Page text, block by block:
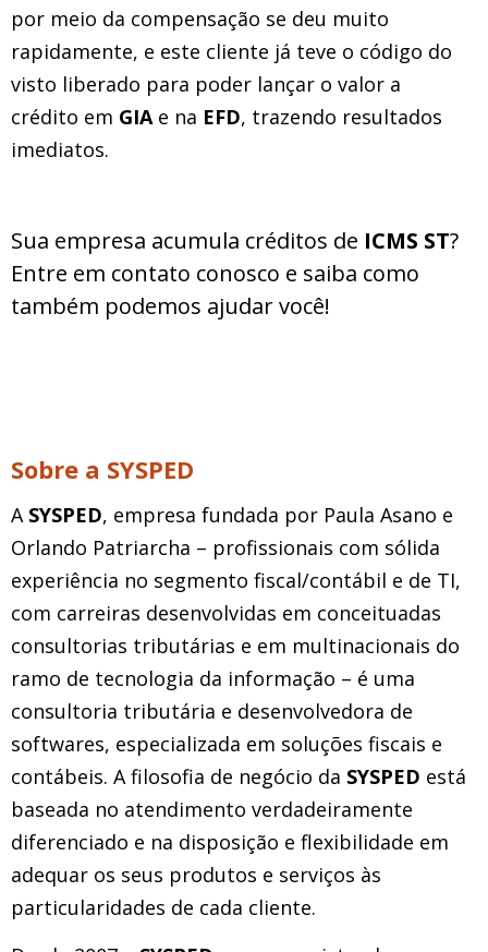
por meio da compensação se deu muito
rapidamente, e este cliente já teve o código do
visto liberado para poder lançar o valor a
crédito em GIA e na EFD, trazendo resultados
imediatos.
Sua empresa acumula créditos de ICMS ST?
Entre em contato conosco e saiba como
também podemos ajudar você!
Sobre a SYSPED
A SYSPED, empresa fundada por Paula Asano e
Orlando Patriarcha – profissionais com sólida
experiência no segmento fiscal/contábil e de TI,
com carreiras desenvolvidas em conceituadas
consultorias tributárias e em multinacionais do
ramo de tecnologia da informação – é uma
consultoria tributária e desenvolvedora de
softwares, especializada em soluções fiscais e
contábeis. A filosofia de negócio da SYSPED está
baseada no atendimento verdadeiramente
diferenciado e na disposição e flexibilidade em
adequar os seus produtos e serviços às
particularidades de cada cliente.